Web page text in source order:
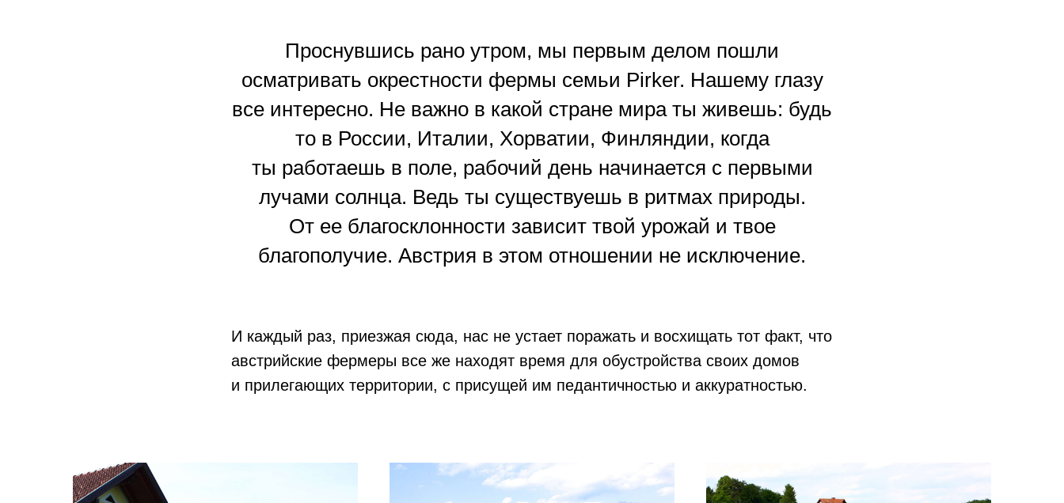
Проснувшись рано утром, мы первым делом пошли
осматривать окрестности фермы семьи Pirker. Нашему глазу
все интересно. Не важно в какой стране мира ты живешь: будь
то в России, Италии, Хорватии, Финляндии, когда
ты работаешь в поле, рабочий день начинается с первыми
лучами солнца. Ведь ты существуешь в ритмах природы.
От ее благосклонности зависит твой урожай и твое
благополучие. Австрия в этом отношении не исключение.
И каждый раз, приезжая сюда, нас не устает поражать и восхищать тот факт, что
австрийские фермеры все же находят время для обустройства своих домов
и прилегающих территории, с присущей им педантичностью и аккуратностью.